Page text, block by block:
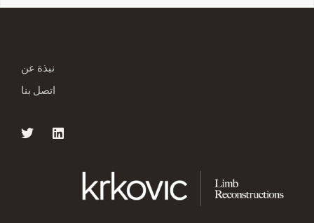
نبذة عن
اتصل بنا